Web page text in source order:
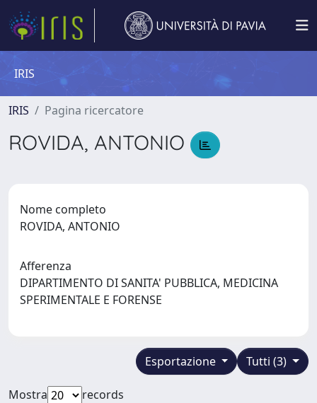
IRIS
IRIS Pagina ricercatore
ROVIDA, ANTONIO
Nome completo
ROVIDA, ANTONIO
Afferenza
DIPARTIMENTO DI SANITA' PUBBLICA, MEDICINA
SPERIMENTALE E FORENSE
Tutti (3)
Esportazione
Mostra
records